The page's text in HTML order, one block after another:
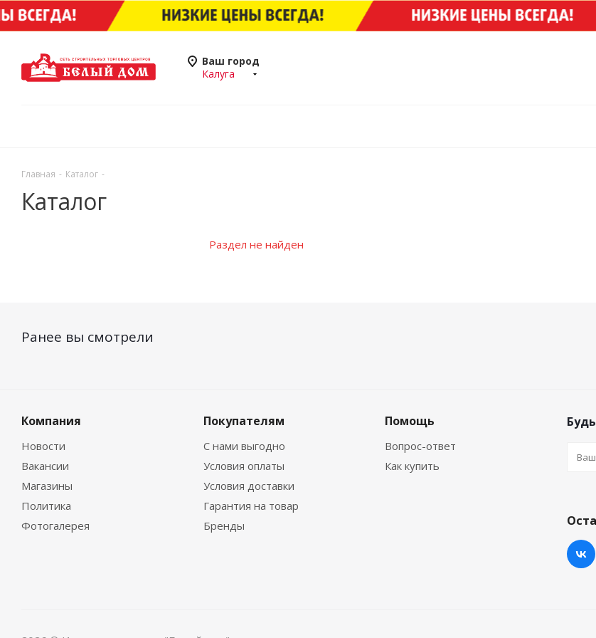
Ваш город
Калуга
Главная - Каталог -
Каталог
Раздел не найден
Ранее вы смотрели
Компания
Новости
Вакансии
Магазины
Политика
Фотогалерея
Покупателям
С нами выгодно
Условия оплаты
Условия доставки
Гарантия на товар
Бренды
Помощь
Вопрос-ответ
Как купить